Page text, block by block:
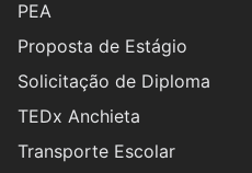
PEA
Proposta de Estágio
Solicitação de Diploma
TEDx Anchieta
Transporte Escolar